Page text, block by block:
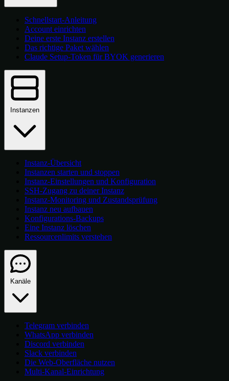
Schnellstart-Anleitung
Account einrichten
Deine erste Instanz erstellen
Das richtige Paket wählen
Claude Setup-Token für BYOK generieren
Instanzen
Instanz-Übersicht
Instanzen starten und stoppen
Instanz-Einstellungen und Konfiguration
SSH-Zugang zu deiner Instanz
Instanz-Monitoring und Zustandsprüfung
Instanz neu aufbauen
Konfigurations-Backups
Eine Instanz löschen
Ressourcenlimits verstehen
Kanäle
Telegram verbinden
WhatsApp verbinden
Discord verbinden
Slack verbinden
Die Web-Oberfläche nutzen
Multi-Kanal-Einrichtung